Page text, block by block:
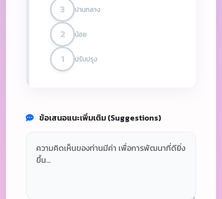
3 ปานกลาง
2 น้อย
1 ปรับปรุง
ข้อเสนอแนะเพิ่มเติม (Suggestions)